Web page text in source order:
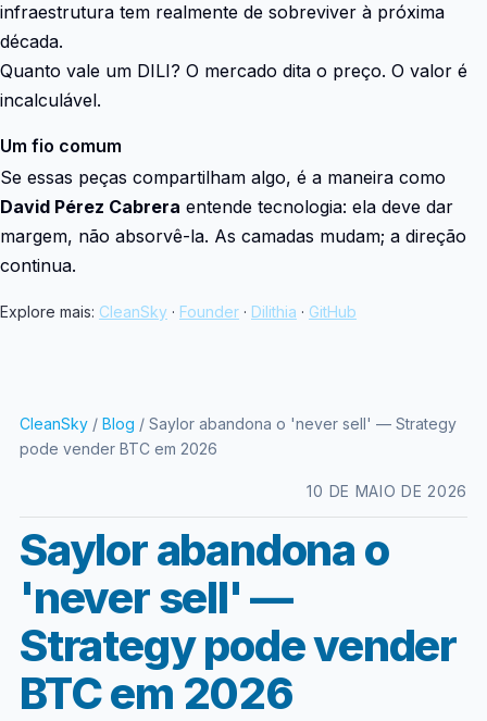
infraestrutura tem realmente de sobreviver à próxima
década.
Quanto vale um DILI? O mercado dita o preço. O valor é
incalculável.
Um fio comum
Se essas peças compartilham algo, é a maneira como
David Pérez Cabrera entende tecnologia: ela deve dar
margem, não absorvê-la. As camadas mudam; a direção
continua.
Explore mais: CleanSky · Founder · Dilithia · GitHub
CleanSky/ Blog / Saylor abandona o 'never sell' — Strategy
pode vender BTC em 2026
10 DE MAIO DE 2026
Saylor abandona o
'never sell' —
Strategy pode vender
BTC em 2026